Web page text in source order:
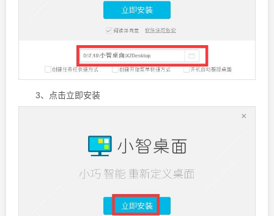
3、点击立即安装